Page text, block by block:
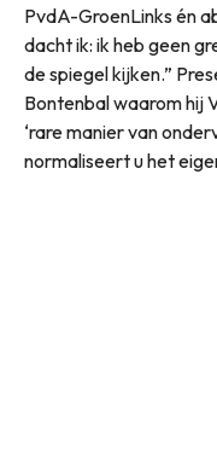
PvdA-GroenLinks én
dacht ik: ik heb geen
de spiegel kijken.”
Bontenbal waarom hij
‘rare manier van
normaliseert u het